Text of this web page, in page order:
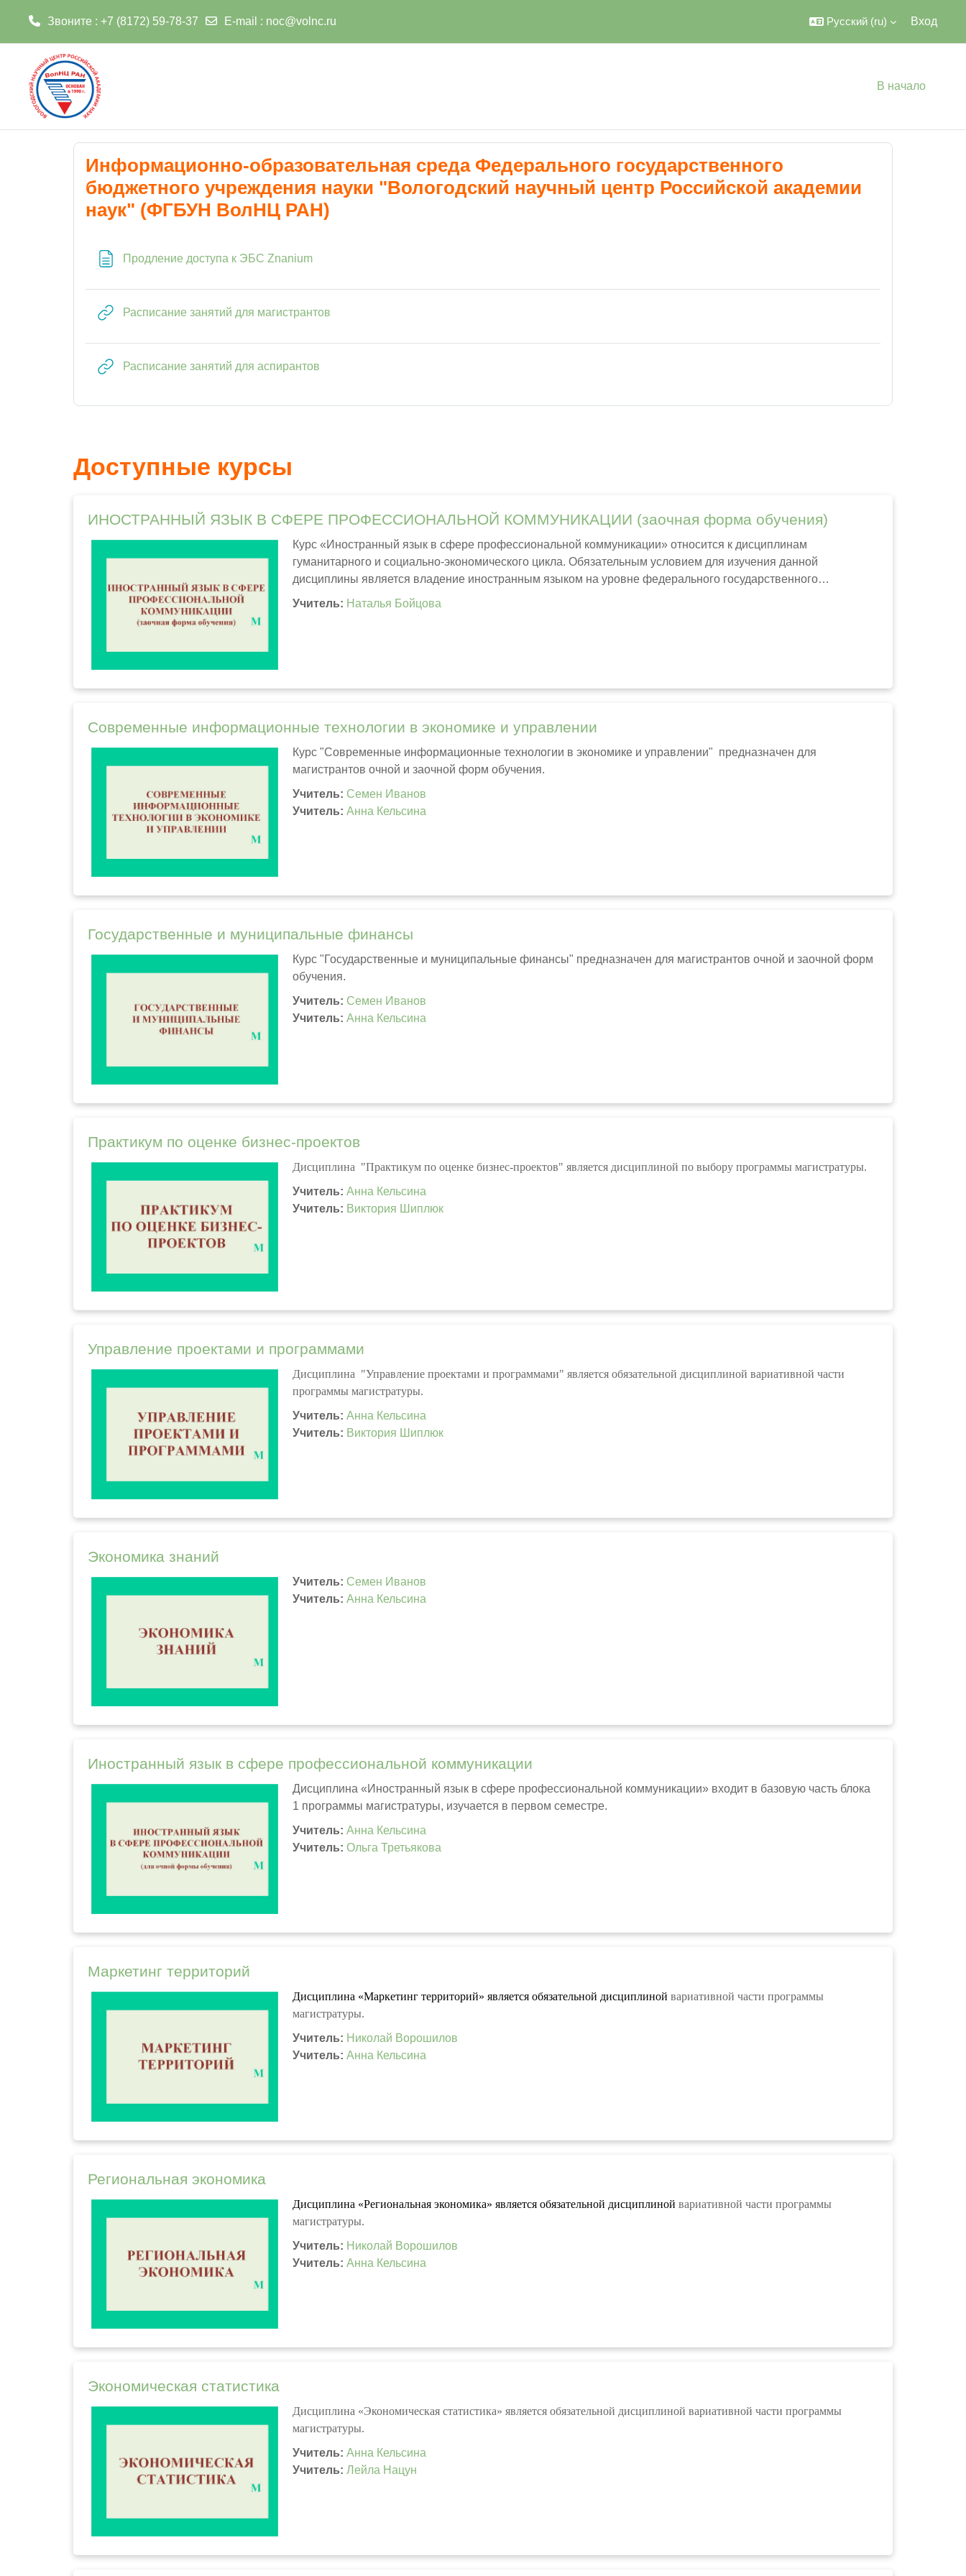
Звоните : +7 (8172) 59-78-37 E-mail : noc@volnc.ru Русский ‎(ru)‎ Вход
В начало
Информационно-образовательная среда Федерального государственного
бюджетного учреждения науки "Вологодский научный центр Российской академии
наук" (ФГБУН ВолНЦ РАН)
Продление доступа к ЭБС ZnaniumСтраница
Расписание занятий для магистрантов
Расписание занятий для аспирантов
Доступные курсы
ИНОСТРАННЫЙ ЯЗЫК В СФЕРЕ ПРОФЕССИОНАЛЬНОЙ КОММУНИКАЦИИ (заочная форма обучения)
Курс «Иностранный язык в сфере профессиональной коммуникации» относится к дисциплинам
гуманитарного и социально-экономического цикла. Обязательным условием для изучения данной
дисциплины является владение иностранным языком на уровне федерального государственного
образовательного стандарта высшего образования.
Учитель: Наталья Бойцова
Современные информационные технологии в экономике и управлении
Курс "Современные информационные технологии в экономике и управлении" предназначен для
магистрантов очной и заочной форм обучения.
Учитель: Семен Иванов
Учитель: Анна Кельсина
Государственные и муниципальные финансы
Курс "Государственные и муниципальные финансы" предназначен для магистрантов очной и заочной форм
обучения.
Учитель: Семен Иванов
Учитель: Анна Кельсина
Практикум по оценке бизнес-проектов
Дисциплина "Практикум по оценке бизнес-проектов" является дисциплиной по выбору программы магистратуры.
Учитель: Анна Кельсина
Учитель: Виктория Шиплюк
Управление проектами и программами
Дисциплина "Управление проектами и программами" является обязательной дисциплиной вариативной части
программы магистратуры.
Учитель: Анна Кельсина
Учитель: Виктория Шиплюк
Экономика знаний
Учитель: Семен Иванов
Учитель: Анна Кельсина
Иностранный язык в сфере профессиональной коммуникации
Дисциплина «Иностранный язык в сфере профессиональной коммуникации» входит в базовую часть блока
1 программы магистратуры, изучается в первом семестре.
Учитель: Анна Кельсина
Учитель: Ольга Третьякова
Маркетинг территорий
Дисциплина «Маркетинг территорий» является обязательной дисциплиной вариативной части программы
магистратуры.
Учитель: Николай Ворошилов
Учитель: Анна Кельсина
Региональная экономика
Дисциплина «Региональная экономика» является обязательной дисциплиной вариативной части программы
магистратуры.
Учитель: Николай Ворошилов
Учитель: Анна Кельсина
Экономическая статистика
Дисциплина «Экономическая статистика» является обязательной дисциплиной вариативной части программы
магистратуры.
Учитель: Анна Кельсина
Учитель: Лейла Нацун